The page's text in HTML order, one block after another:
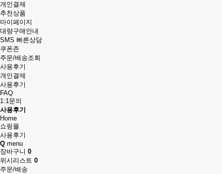
개인결제
추천상품
마이페이지
대량구매안내
SMS 빠른상담
쿠폰존
주문/배송조회
사용후기
개인결제
사용후기
FAQ
1:1문의
사용후기
Home
쇼핑몰
사용후기
Q menu
장바구니 0
위시리스트 0
주문/배송